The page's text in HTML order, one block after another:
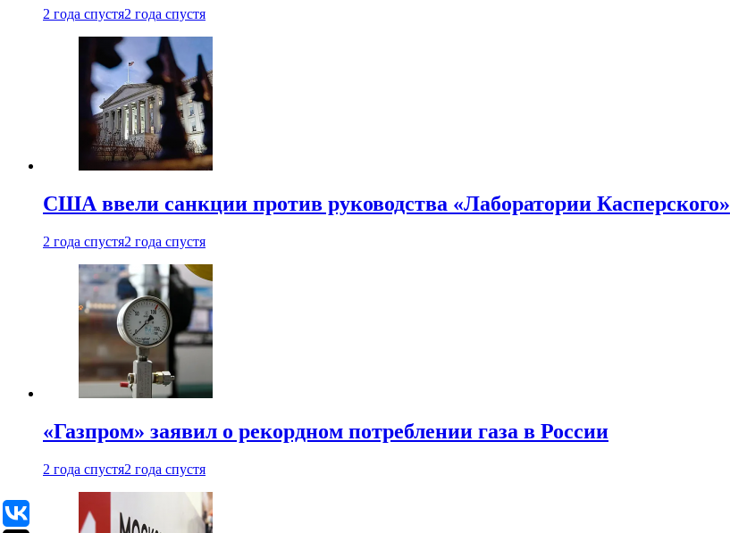
2 года спустя2 года спустя
США ввели санкции против руководства «Лаборатории Касперского»
2 года спустя2 года спустя
«Газпром» заявил о рекордном потреблении газа в России
2 года спустя2 года спустя